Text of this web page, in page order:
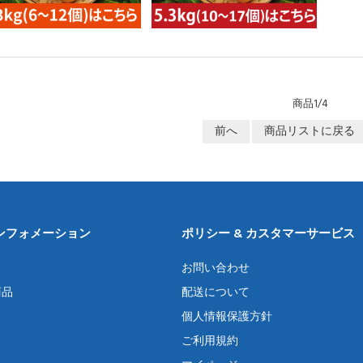
商品1/4
前へ 商品リストに戻る
フォメーション ポリシー & カスタマーサービス
お問い合わせ
配送について
個人情報保護方針
ご利用規約